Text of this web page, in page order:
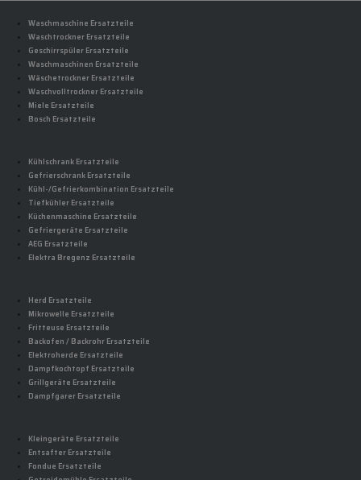
Waschmaschine Ersatzteile
Waschtrockner Ersatzteile
Geschirrspüler Ersatzteile
Waschmaschinen Ersatzteile
Wäschetrockner Ersatzteile
Waschvolltrockner Ersatzteile
Miele Ersatzteile
Bosch Ersatzteile
Kühlschrank Ersatzteile
Gefrierschrank Ersatzteile
Kühl-/Gefrierkombination Ersatzteile
Tiefkühler Ersatzteile
Küchenmaschine Ersatzteile
Gefriergeräte Ersatzteile
AEG Ersatzteile
Elektra Bregenz Ersatzteile
Herd Ersatzteile
Mikrowelle Ersatzteile
Fritteuse Ersatzteile
Backofen / Backrohr Ersatzteile
Elektroherde Ersatzteile
Dampfkochtopf Ersatzteile
Grillgeräte Ersatzteile
Dampfgarer Ersatzteile
Kleingeräte Ersatzteile
Entsafter Ersatzteile
Fondue Ersatzteile